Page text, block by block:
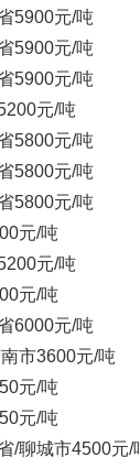
5900元/吨
5900元/吨
5900元/吨
元/吨
5800元/吨
5800元/吨
5800元/吨
元/吨
元/吨
元/吨
6000元/吨
市3600元/吨
元/吨
元/吨
/聊城市4500元/